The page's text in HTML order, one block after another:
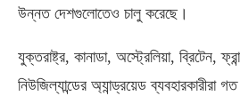
উন্নত দেশগুলোতেও চালু করেছে।
যুক্তরাষ্ট্র, কানাডা, অস্ট্রেলিয়া, ব্রিটেন,
নিউজিল্যান্ডের অ্যান্ড্রয়েড ব্যবহারকারীরা